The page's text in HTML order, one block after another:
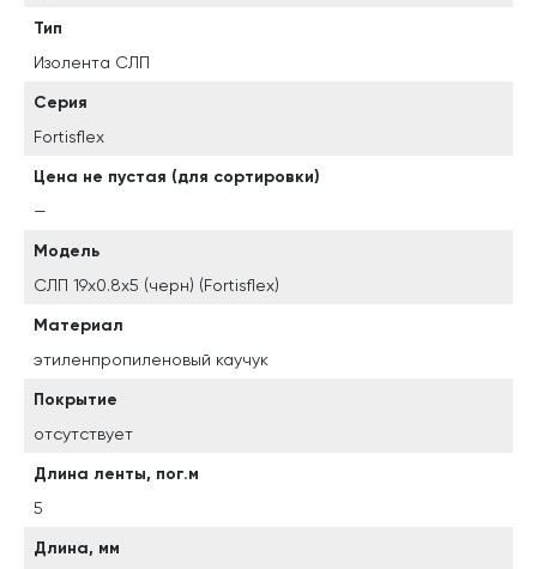
Тип
Изолента СЛП
Серия
Fortisflex
Цена не пустая (для сортировки)
—
Модель
СЛП 19х0.8х5 (черн) (Fortisflex)
Материал
этиленпропиленовый каучук
Покрытие
отсутствует
Длина ленты, пог.м
5
Длина, мм